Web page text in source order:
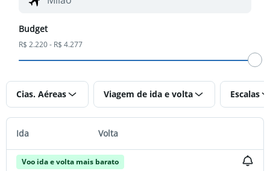
Budget
R$ 2.220 - R$ 4.277
Cias. Aéreas Viagem de ida e volta Escalas
Ida Volta
Voo ida e volta mais barato